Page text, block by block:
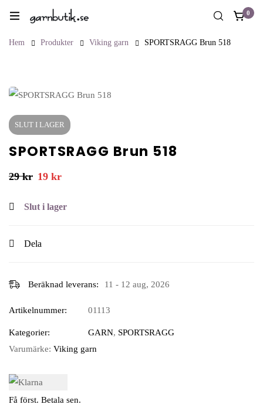
0
Hem Produkter Viking garn SPORTSRAGG Brun 518
SLUT I LAGER
SPORTSRAGG Brun 518
29kr 19 kr
Slut i lager
Dela
Beräknad leverans: 11 - 12 aug, 2026
Artikelnummer: 01113
Kategorier: GARN, SPORTSRAGG
Varumärke: Viking garn
Få först. Betala sen.